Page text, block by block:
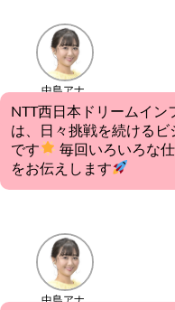
中島アナ
NTT西日本ドリームイン
は、日々挑戦を続けるビ
です
毎回いろいろな
をお伝えします
中島アナ